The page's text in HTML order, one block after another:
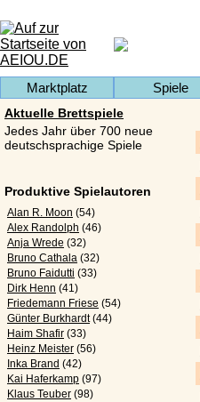
Marktplatz Spiele
Aktuelle Brettspiele
Jedes Jahr über 700 neue
deutschsprachige Spiele
Produktive Spielautoren
Alan R. Moon (54)
Alex Randolph (46)
Anja Wrede (32)
Bruno Cathala (32)
Bruno Faidutti (33)
Dirk Henn (41)
Friedemann Friese (54)
Günter Burkhardt (44)
Haim Shafir (33)
Heinz Meister (56)
Inka Brand (42)
Kai Haferkamp (97)
Klaus Teuber (98)